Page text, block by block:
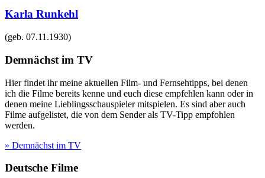
Karla Runkehl
(geb. 07.11.1930)
Demnächst im TV
Hier findet ihr meine aktuellen Film- und Fernsehtipps, bei denen
ich die Filme bereits kenne und euch diese empfehlen kann oder in
denen meine Lieblingsschauspieler mitspielen. Es sind aber auch
Filme aufgelistet, die von dem Sender als TV-Tipp empfohlen
werden.
» Demnächst im TV
Deutsche Filme